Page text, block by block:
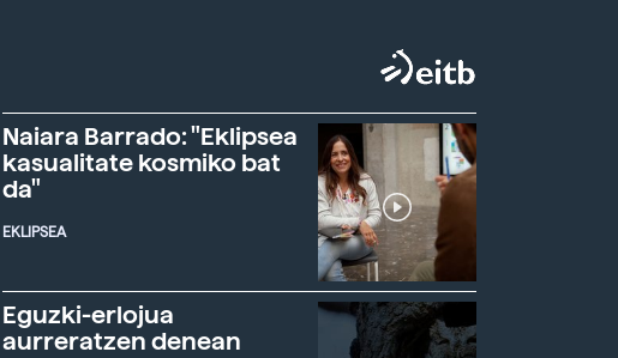
Naiara Barrado: "Eklipsea
kasualitate kosmiko bat
da"
EKLIPSEA
Eguzki-erlojua
aurreratzen denean